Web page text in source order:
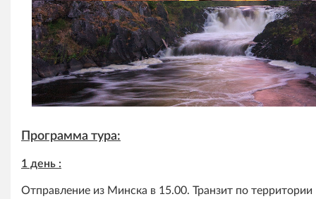
Программа тура:
1 день :
Отправление из Минска в 15.00. Транзит по